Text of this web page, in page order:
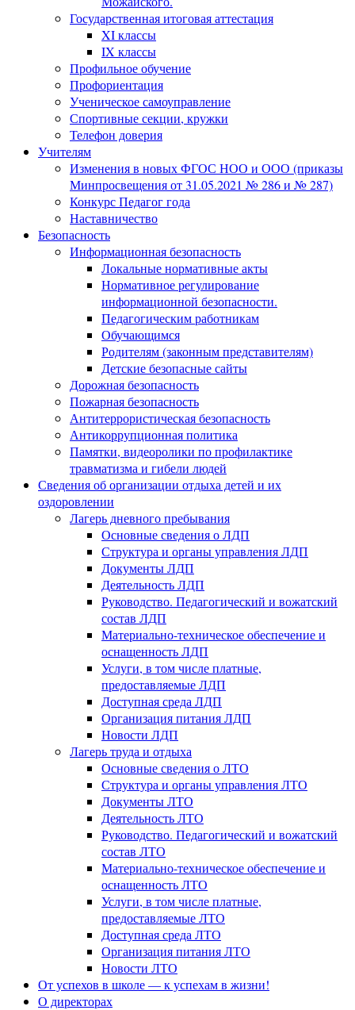
Государственная итоговая аттестация
XI классы
IX классы
Профильное обучение
Профориентация
Ученическое самоуправление
Спортивные секции, кружки
Телефон доверия
Учителям
Изменения в новых ФГОС НОО и ООО (приказы
Минпросвещения от 31.05.2021 № 286 и № 287)
Конкурс Педагог года
Наставничество
Безопасность
Информационная безопасность
Локальные нормативные акты
Нормативное регулирование
информационной безопасности.
Педагогическим работникам
Обучающимся
Родителям (законным представителям)
Детские безопасные сайты
Дорожная безопасность
Пожарная безопасность
Антитеррористическая безопасность
Антикоррупционная политика
Памятки, видеоролики по профилактике
травматизма и гибели людей
Сведения об организации отдыха детей и их
оздоровлении
Лагерь дневного пребывания
Основные сведения о ЛДП
Структура и органы управления ЛДП
Документы ЛДП
Деятельность ЛДП
Руководство. Педагогический и вожатский
состав ЛДП
Материально-техническое обеспечение и
оснащенность ЛДП
Услуги, в том числе платные,
предоставляемые ЛДП
Доступная среда ЛДП
Организация питания ЛДП
Новости ЛДП
Лагерь труда и отдыха
Основные сведения о ЛТО
Структура и органы управления ЛТО
Документы ЛТО
Деятельность ЛТО
Руководство. Педагогический и вожатский
состав ЛТО
Материально-техническое обеспечение и
оснащенность ЛТО
Услуги, в том числе платные,
предоставляемые ЛТО
Доступная среда ЛТО
Организация питания ЛТО
Новости ЛТО
От успехов в школе — к успехам в жизни!
О директорах